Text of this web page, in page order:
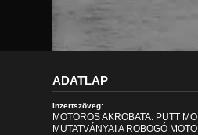
ADATLAP
Inzertszöveg:
MOTOROS AKROBATA. PUTT
MUTATVÁNYAI A ROBOGÓ